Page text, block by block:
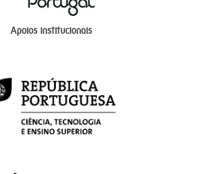
Apoios institucionais